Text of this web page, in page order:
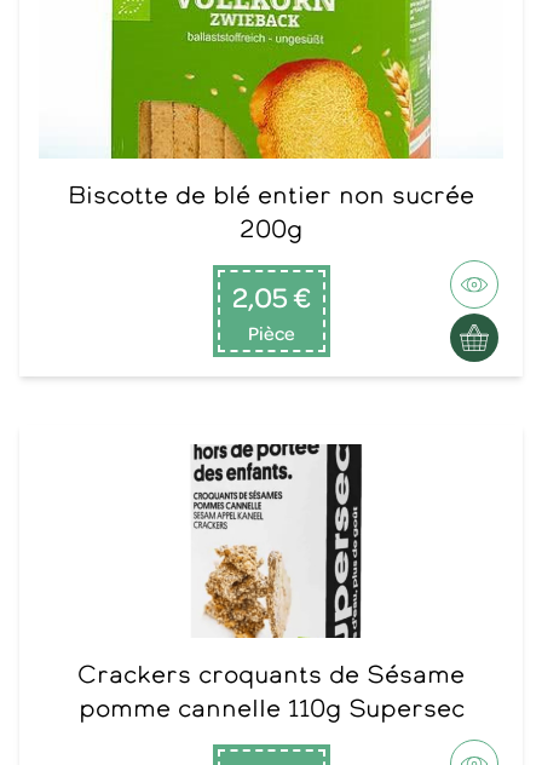
Biscotte de blé entier non sucrée
200g
2,05 €
Pièce
Crackers croquants de Sésame
pomme cannelle 110g Supersec